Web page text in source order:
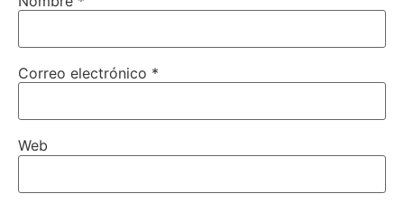
Correo electrónico *
Web